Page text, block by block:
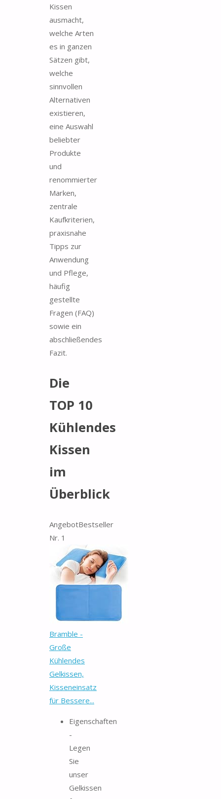
Kissen
ausmacht,
welche Arten
es in ganzen
Sätzen gibt,
welche
sinnvollen
Alternativen
existieren,
eine Auswahl
beliebter
Produkte
und
renommierter
Marken,
zentrale
Kaufkriterien,
praxisnahe
Tipps zur
Anwendung
und Pflege,
häufig
gestellte
Fragen (FAQ)
sowie ein
abschließendes
Fazit.
Die
TOP 10
Kühlendes
Kissen
im
Überblick
AngebotBestseller
Nr. 1
Bramble -
Große
Kühlendes
Gelkissen,
Kisseneinsatz
für Bessere...
Eigenschaften
-
Legen
Sie
unser
Gelkissen